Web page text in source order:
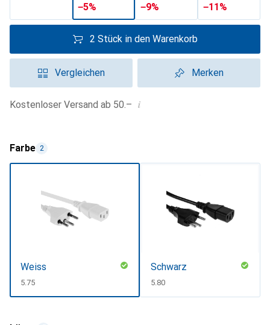
−5% −9% −11%
2 Stück in den Warenkorb
Vergleichen Merken
Kostenloser Versand ab 50.– i
Farbe 2
Weiss
CHF
5.75
Schwarz
CHF
5.80